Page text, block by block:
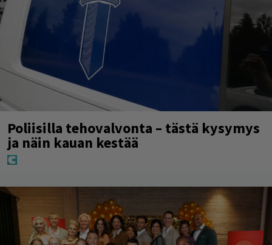
Poliisilla tehovalvonta – tästä kysymys
ja näin kauan kestää